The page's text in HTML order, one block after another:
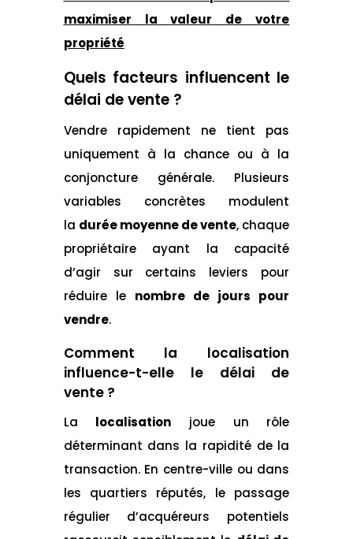
maximiser la valeur de votre
propriété
Quels facteurs influencent le
délai de vente ?
Vendre rapidement ne tient pas
uniquement à la chance ou à la
conjoncture générale. Plusieurs
variables concrètes modulent
la durée moyenne de vente, chaque
propriétaire ayant la capacité
d’agir sur certains leviers pour
réduire le nombre de jours pour
vendre.
Comment la localisation
influence-t-elle le délai de
vente ?
La localisation
joue un rôle
déterminant dans la rapidité de la
transaction. En centre-ville ou dans
les quartiers réputés, le passage
régulier d’acquéreurs potentiels